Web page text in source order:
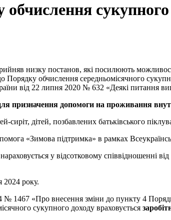
сукупного
низку постанов, які посилюють
Порядку обчислення середньомісячного
від 22 липня 2020 № 632 «Деякі питання
призначення допомоги на проживання
сиріт, дітей, позбавлених батьківського
«Зимова підтримка» в рамках
у відсотковому співвідношенні
2024 року.
№ 1467 «Про внесення зміни до пункту 4
сукупного доходу враховується